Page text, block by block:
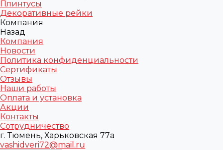
Плинтусы
Декоративные рейки
Компания
Назад
Компания
Новости
Политика конфиденциальности
Сертификаты
Отзывы
Наши работы
Оплата и установка
Акции
Контакты
Сотрудничество
г. Тюмень, Харьковская 77а
vashidveri72@mail.ru